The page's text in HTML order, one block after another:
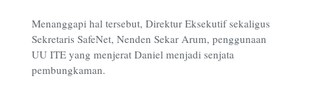
Menanggapi hal tersebut, Direktur Eksekutif sekaligus
Sekretaris SafeNet, Nenden Sekar Arum, penggunaan
UU ITE yang menjerat Daniel menjadi senjata
pembungkaman.